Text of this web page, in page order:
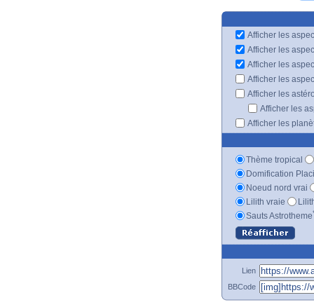
Afficher les
Afficher les
Afficher les
Afficher les
Afficher les
Afficher les
Afficher les
Thème tropical
Domification
Noeud nord vrai
Lilith vraie
Sauts Astrotheme
Lien
BBCode